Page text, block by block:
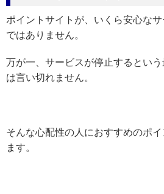
ポイントサイトが、いくら安心な
ではありません。
万が一、サービスが停止するとい
は言い切れません。
そんな心配性の人におすすめのポ
ます。